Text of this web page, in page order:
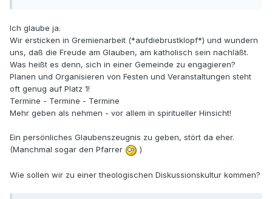
Ich glaube ja.
Wir ersticken in Gremienarbeit (*aufdiebrustklopf*) und wundern
uns, daß die Freude am Glauben, am katholisch sein nachläßt.
Was heißt es denn, sich in einer Gemeinde zu engagieren?
Planen und Organisieren von Festen und Veranstaltungen steht
oft genug auf Platz 1!
Termine - Termine - Termine
Mehr geben als nehmen - vor allem in spiritueller Hinsicht!
Ein persönliches Glaubenszeugnis zu geben, stört da eher.
(Manchmal sogar den Pfarrer
)
Wie sollen wir zu einer theologischen Diskussionskultur kommen?